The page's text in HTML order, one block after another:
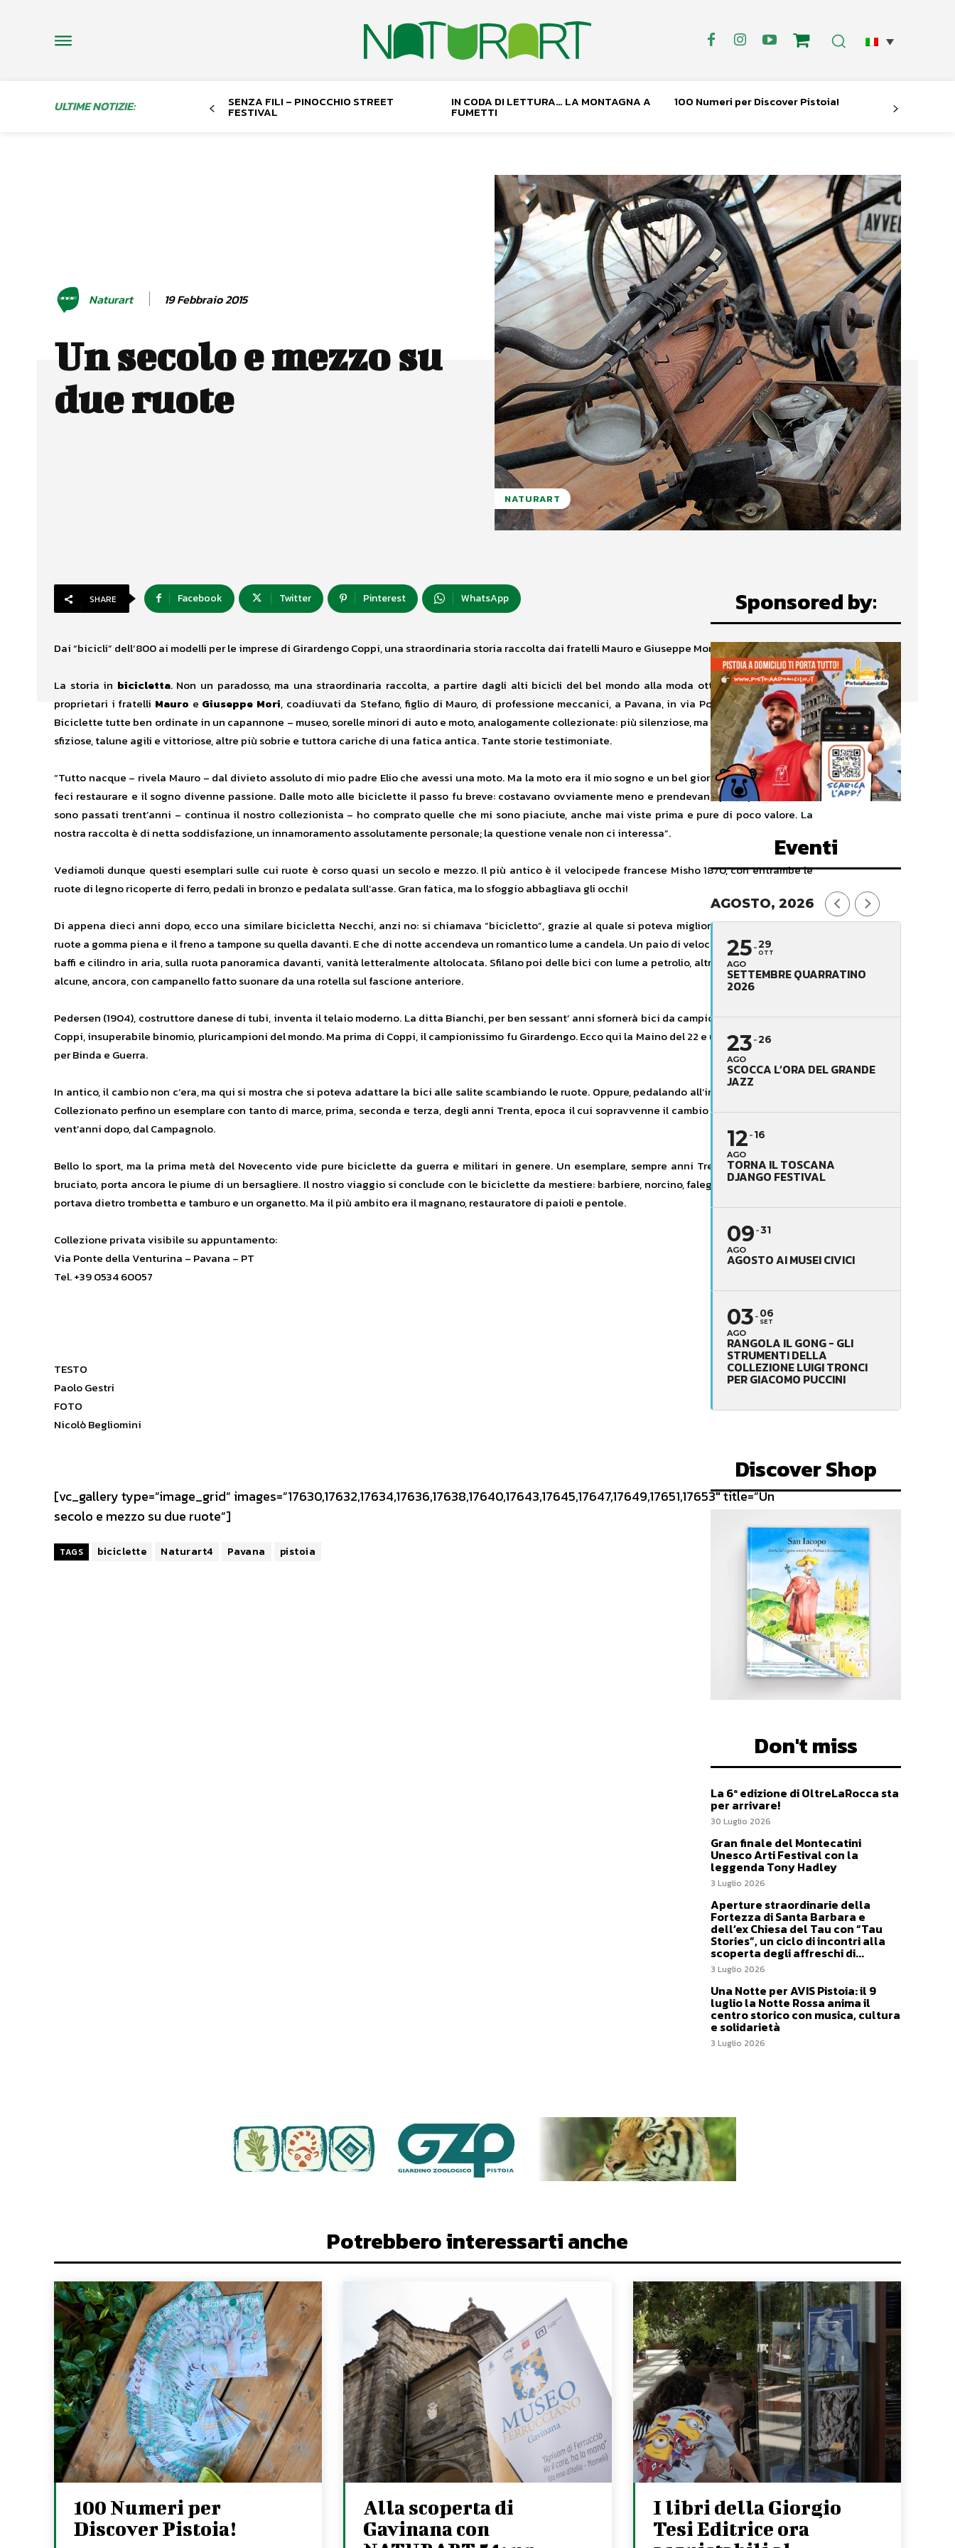
ULTIME NOTIZIE: SENZA FILI – PINOCCHIO STREET
FESTIVAL
IN CODA DI LETTURA… LA MONTAGNA A
FUMETTI
100 Numeri per Discover Pistoia!
Naturart 19 Febbraio 2015
Un secolo e mezzo su
due ruote
NATURART
SHARE Facebook Twitter Pinterest WhatsApp
Dai “bicicli” dell’800 ai modelli per le imprese di Girardengo Coppi, una straordinaria storia raccolta dai fratelli Mauro e Giuseppe Mori, a Pavana.
La storia in bicicletta. Non un paradosso, ma una straordinaria raccolta, a partire dagli alti bicicli del bel mondo alla moda ottocentesco. Ne sono
proprietari i fratelli Mauro e Giuseppe Mori, coadiuvati da Stefano, figlio di Mauro, di professione meccanici, a Pavana, in via Ponte della Venturina.
Biciclette tutte ben ordinate in un capannone – museo, sorelle minori di auto e moto, analogamente collezionate: più silenziose, ma non meno eleganti e
sfiziose, talune agili e vittoriose, altre più sobrie e tuttora cariche di una fatica antica. Tante storie testimoniate.
“Tutto nacque – rivela Mauro – dal divieto assoluto di mio padre Elio che avessi una moto. Ma la moto era il mio sogno e un bel giorno ne trovai una che
feci restaurare e il sogno divenne passione. Dalle moto alle biciclette il passo fu breve: costavano ovviamente meno e prendevano poco posto. Ormai,
sono passati trent’anni – continua il nostro collezionista – ho comprato quelle che mi sono piaciute, anche mai viste prima e pure di poco valore. La
nostra raccolta è di netta soddisfazione, un innamoramento assolutamente personale; la questione venale non ci interessa”.
Vediamoli dunque questi esemplari sulle cui ruote è corso quasi un secolo e mezzo. Il più antico è il velocipede francese Misho 1870, con entrambe le
ruote di legno ricoperte di ferro, pedali in bronzo e pedalata sull’asse. Gran fatica, ma lo sfoggio abbagliava gli occhi!
Di appena dieci anni dopo, ecco una similare bicicletta Necchi, anzi no: si chiamava “bicicletto”, grazie al quale si poteva migliorare l’andatura per le
ruote a gomma piena e il freno a tampone su quella davanti. E che di notte accendeva un romantico lume a candela. Un paio di velocipedi fine Ottocento:
baffi e cilindro in aria, sulla ruota panoramica davanti, vanità letteralmente altolocata. Sfilano poi delle bici con lume a petrolio, altre con freni a pedale,
alcune, ancora, con campanello fatto suonare da una rotella sul fascione anteriore.
Pedersen (1904), costruttore danese di tubi, inventa il telaio moderno. La ditta Bianchi, per ben sessant’ anni sfornerà bici da campionissimi: la Bianchi e
Coppi, insuperabile binomio, pluricampioni del mondo. Ma prima di Coppi, il campionissimo fu Girardengo. Ecco qui la Maino del 22 e una due ruote anche
per Binda e Guerra.
In antico, il cambio non c’era, ma qui si mostra che si poteva adattare la bici alle salite scambiando le ruote. Oppure, pedalando all’indietro, roba del 1915.
Collezionato perfino un esemplare con tanto di marce, prima, seconda e terza, degli anni Trenta, epoca il cui sopravvenne il cambio Vittoria, spodestato,
vent’anni dopo, dal Campagnolo.
Bello lo sport, ma la prima metà del Novecento vide pure biciclette da guerra e militari in genere. Un esemplare, sempre anni Trenta, verde spento –
bruciato, porta ancora le piume di un bersagliere. Il nostro viaggio si conclude con le biciclette da mestiere: barbiere, norcino, falegname. Il musicista si
portava dietro trombetta e tamburo e un organetto. Ma il più ambito era il magnano, restauratore di paioli e pentole.
Collezione privata visibile su appuntamento:
Via Ponte della Venturina – Pavana – PT
Tel. +39 0534 60057
TESTO
Paolo Gestri
FOTO
Nicolò Begliomini
[vc_gallery type=”image_grid” images=”17630,17632,17634,17636,17638,17640,17643,17645,17647,17649,17651,17653″ title=”Un
secolo e mezzo su due ruote”]
TAGS biciclette Naturart4 Pavana pistoia
Sponsored by:
Eventi
AGOSTO, 2026
25
AGO
29
OTT
SETTEMBRE QUARRATINO
2026
23
AGO
26
SCOCCA L’ORA DEL GRANDE
JAZZ
12
AGO
16
TORNA IL TOSCANA
DJANGO FESTIVAL
09
AGO
31
AGOSTO AI MUSEI CIVICI
03
AGO
06
SET
RANGOLA IL GONG - GLI
STRUMENTI DELLA
COLLEZIONE LUIGI TRONCI
PER GIACOMO PUCCINI
Discover Shop
Don't miss
La 6ª edizione di OltreLaRocca sta
per arrivare!
30 Luglio 2026
Gran finale del Montecatini
Unesco Arti Festival con la
leggenda Tony Hadley
3 Luglio 2026
Aperture straordinarie della
Fortezza di Santa Barbara e
dell’ex Chiesa del Tau con “Tau
Stories”, un ciclo di incontri alla
scoperta degli affreschi di...
3 Luglio 2026
Una Notte per AVIS Pistoia: il 9
luglio la Notte Rossa anima il
centro storico con musica, cultura
e solidarietà
3 Luglio 2026
Potrebbero interessarti anche
100 Numeri per
Discover Pistoia!
Alla scoperta di
Gavinana con
I libri della Giorgio
Tesi Editrice ora